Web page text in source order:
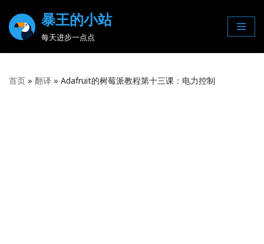
Skip
暴王的小站
每天进步一点点
首页 » 翻译 » Adafruit的树莓派教程第十三课：电力控制